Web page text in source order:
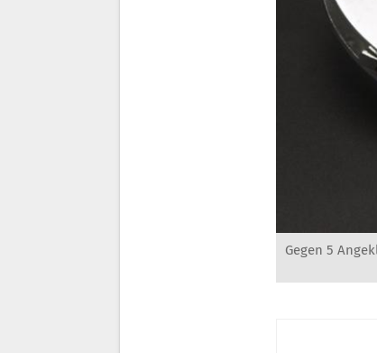
Gegen 5